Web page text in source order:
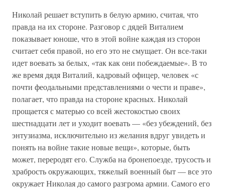
Николай решает вступить в белую армию, считая, что
правда на их стороне. Разговор с дядей Виталием
показывает юноше, что в этой войне каждая из сторон
считает себя правой, но его это не смущает. Он все-таки
идет воевать за белых, «так как они побеждаемые». В то
же время дядя Виталий, кадровый офицер, человек «с
почти феодальными представлениями о чести и праве»,
полагает, что правда на стороне красных. Николай
прощается с матерью со всей жестокостью своих
шестнадцати лет и уходит воевать — «без убеждений, без
энтузиазма, исключительно из желания вдруг увидеть и
понять на войне такие новые вещи», которые, быть
может, переродят его. Служба на бронепоезде, трусость и
храбрость окружающих, тяжелый военный быт — все это
окружает Николая до самого разгрома армии. Самого его